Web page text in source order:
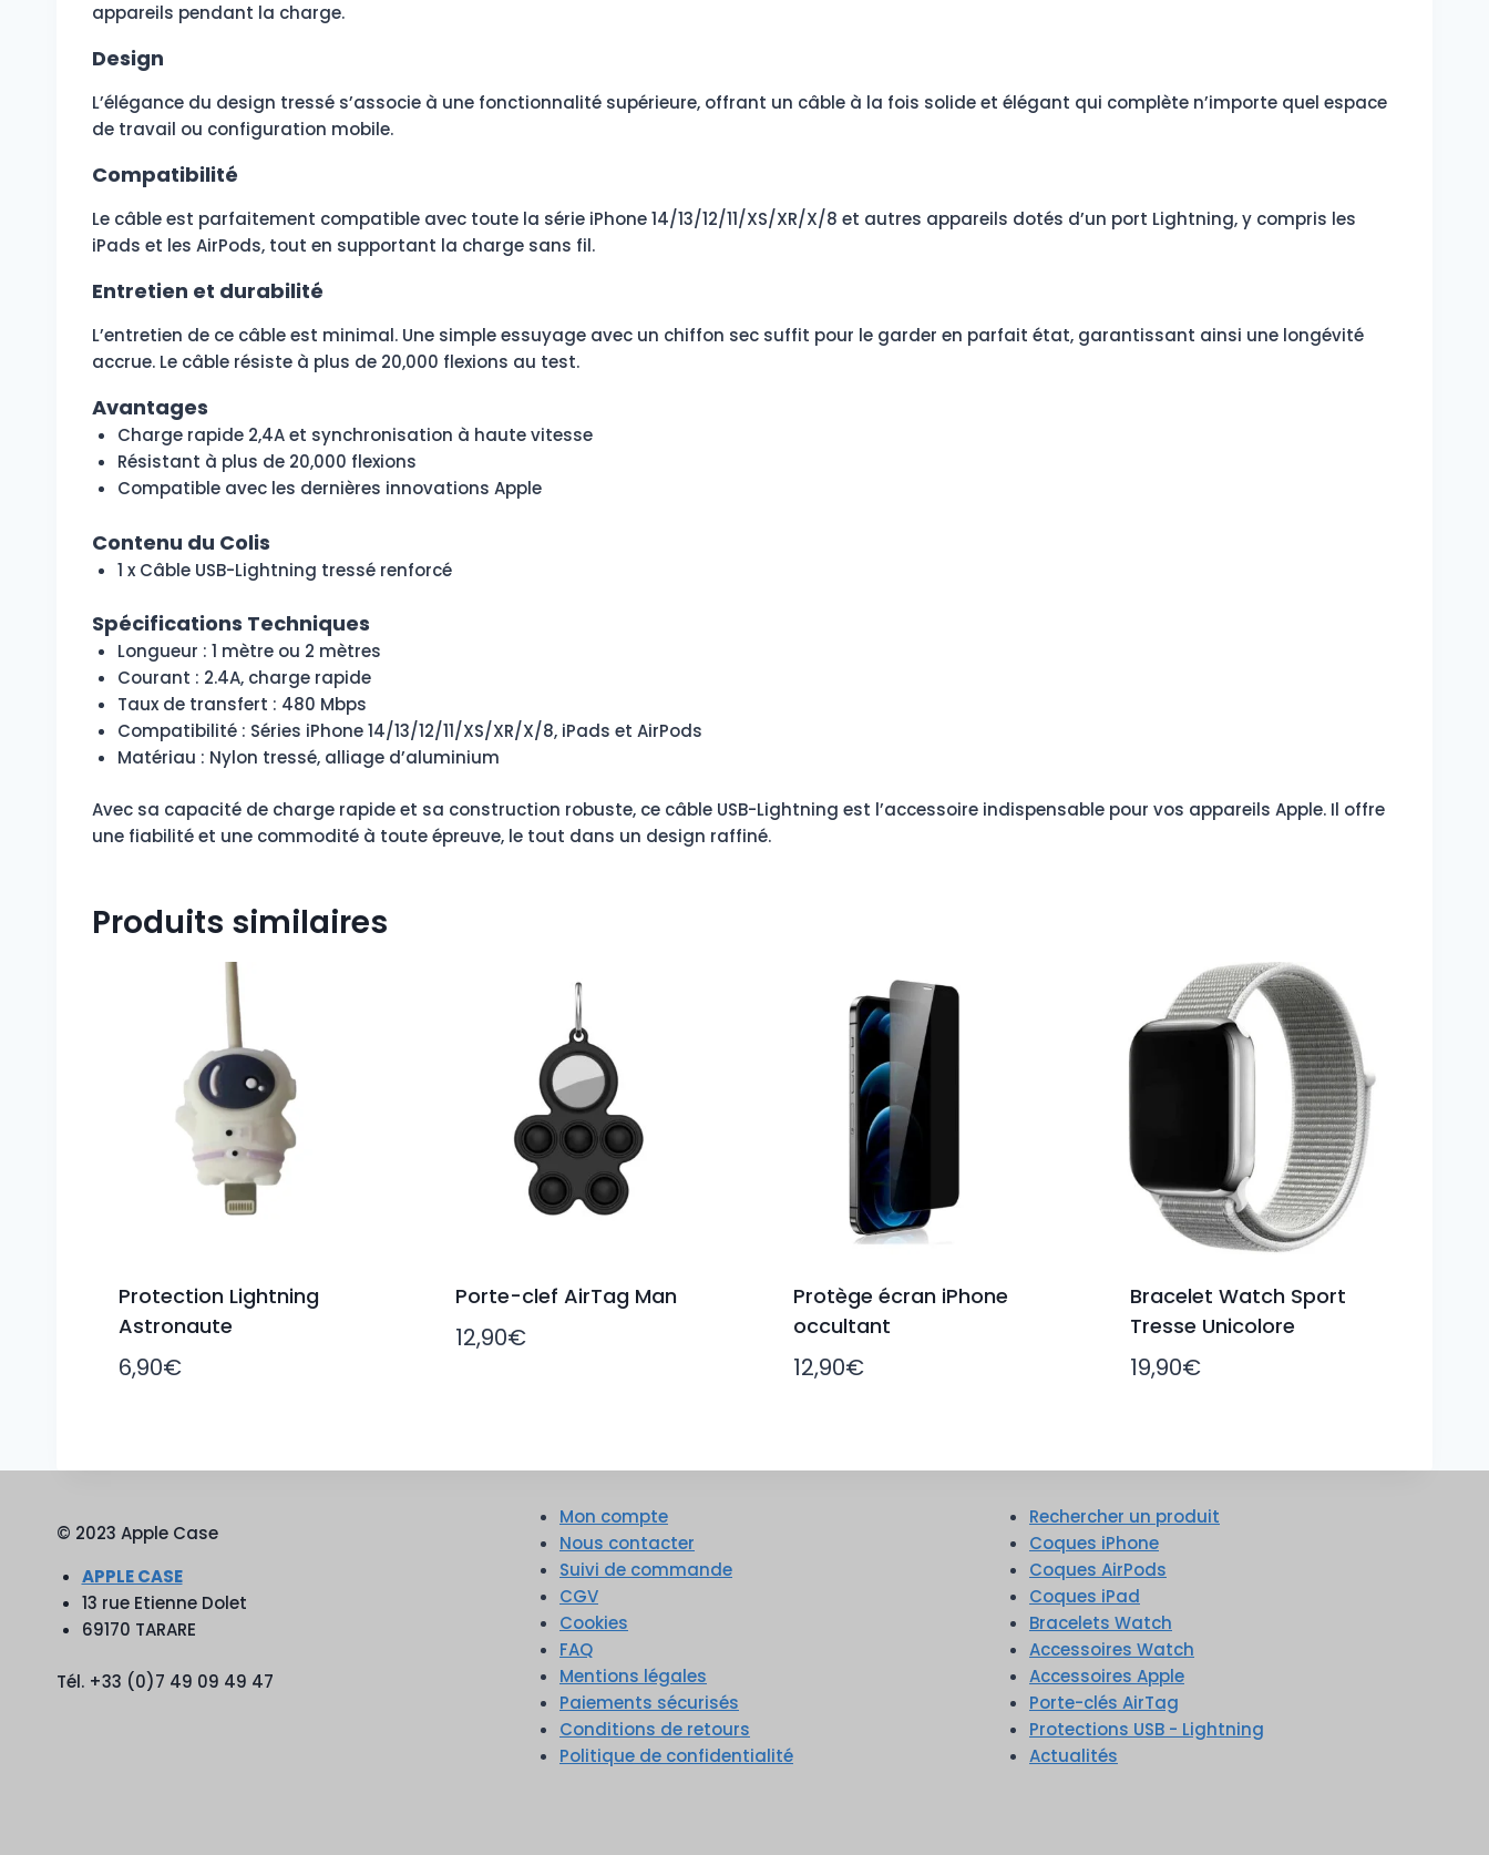
appareils pendant la charge.
Design
L’élégance du design tressé s’associe à une fonctionnalité supérieure, offrant un câble à la fois solide et élégant qui complète n’importe quel espace
de travail ou configuration mobile.
Compatibilité
Le câble est parfaitement compatible avec toute la série iPhone 14/13/12/11/XS/XR/X/8 et autres appareils dotés d’un port Lightning, y compris les
iPads et les AirPods, tout en supportant la charge sans fil.
Entretien et durabilité
L’entretien de ce câble est minimal. Une simple essuyage avec un chiffon sec suffit pour le garder en parfait état, garantissant ainsi une longévité
accrue. Le câble résiste à plus de 20,000 flexions au test.
Avantages
Charge rapide 2,4A et synchronisation à haute vitesse
Résistant à plus de 20,000 flexions
Compatible avec les dernières innovations Apple
Contenu du Colis
1 x Câble USB-Lightning tressé renforcé
Spécifications Techniques
Longueur : 1 mètre ou 2 mètres
Courant : 2.4A, charge rapide
Taux de transfert : 480 Mbps
Compatibilité : Séries iPhone 14/13/12/11/XS/XR/X/8, iPads et AirPods
Matériau : Nylon tressé, alliage d’aluminium
Avec sa capacité de charge rapide et sa construction robuste, ce câble USB-Lightning est l’accessoire indispensable pour vos appareils Apple. Il offre
une fiabilité et une commodité à toute épreuve, le tout dans un design raffiné.
Produits similaires
Protection Lightning
Astronaute
6,90€
Porte-clef AirTag Man
12,90€
Protège écran iPhone
occultant
12,90€
Bracelet Watch Sport
Tresse Unicolore
19,90€
© 2023 Apple Case
APPLE CASE
13 rue Etienne Dolet
69170 TARARE
Tél. +33 (0)7 49 09 49 47
Mon compte
Nous contacter
Suivi de commande
CGV
Cookies
FAQ
Mentions légales
Paiements sécurisés
Conditions de retours
Politique de confidentialité
Rechercher un produit
Coques iPhone
Coques AirPods
Coques iPad
Bracelets Watch
Accessoires Watch
Accessoires Apple
Porte-clés AirTag
Protections USB - Lightning
Actualités